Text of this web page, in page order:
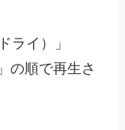
ライ）」
の順で再生さ